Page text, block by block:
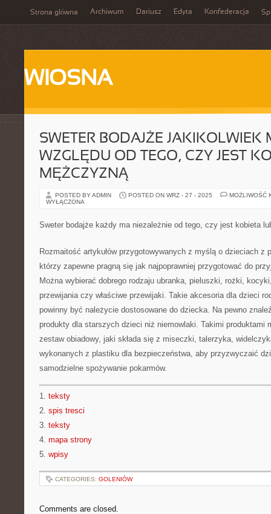
Strona główna Archiwum Dariusz Edyta Konfederacja
WIOSNA
SWETER BODAJŻE JAKIKOLWIEK
WZGLĘDU OD TEGO, CZY JEST
MĘŻCZYZNĄ
POSTED BY ADMIN POSTED ON WRZ - 27 - 2025
MOŻLIWOŚĆ
WYŁĄCZONA
Sweter bodajże każdy ma niezależnie od tego, czy jest kobieta
Rozmaitość artykułów przygotowywanych z myślą o dzieciach z
którzy zapewne pragną się jak najpoprawniej przygotować do
Można wybierać dobrego rodzaju ubranka, pieluszki, rożki,
przewijania czy właściwe przewijaki. Takie akcesoria dla dzieci
powinny być należycie dostosowane do dziecka. Na pewno
produkty dla starszych dzieci niż niemowlaki. Takimi produktami
zestaw obiadowy, jaki składa się z miseczki, talerzyka,
wykonanych z plastiku dla bezpieczeństwa, aby przyzwyczaić
samodzielne spożywanie pokarmów.
1. teksty
2. spis tresci
3. teksty
4. mapa strony
5. wpisy
CATEGORIES: GOLENIÓW
Comments are closed.